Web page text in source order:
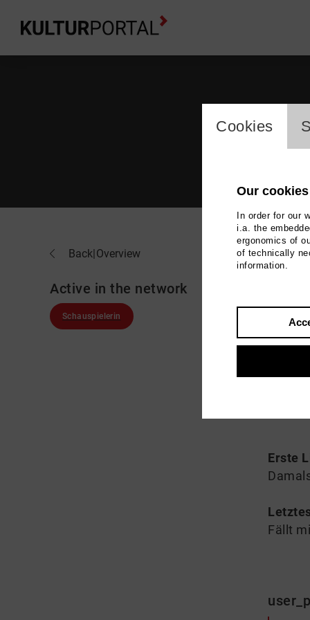
Back|Overview
Active in the network
Schauspielerin
About
Erste
Fällt
Cookies
Our cookies
In order for our
i.a. the
ergonomics of
of technically
information.